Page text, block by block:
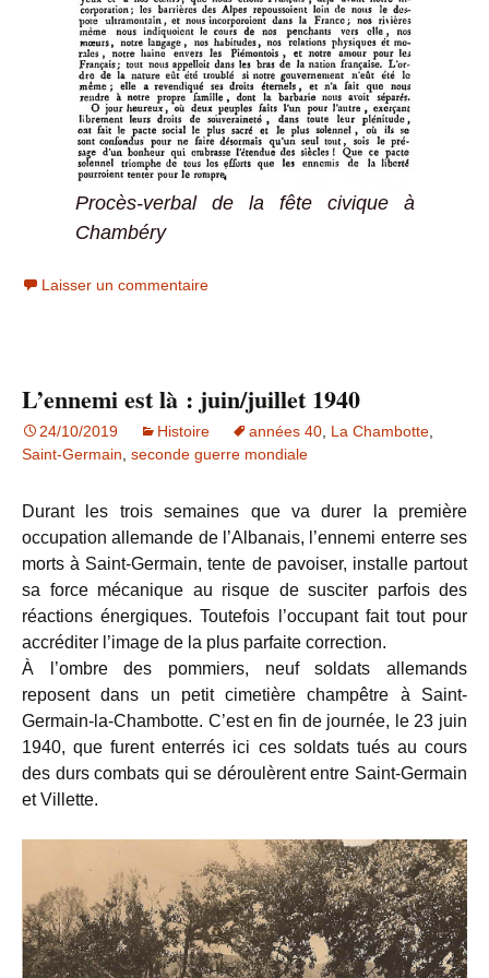
Procès-verbal de la fête civique à
Chambéry
Laisser un commentaire
L’ennemi est là : juin/juillet 1940
24/10/2019 Histoire années 40 La Chambotte
Saint-Germain seconde guerre mondiale
Durant les trois semaines que va durer la première
occupation allemande de l’Albanais, l’ennemi enterre ses
morts à Saint-Germain, tente de pavoiser, installe partout
sa force mécanique au risque de susciter parfois des
réactions énergiques. Toutefois l’occupant fait tout pour
accréditer l’image de la plus parfaite correction.
À l’ombre des pommiers, neuf soldats allemands
reposent dans un petit cimetière champêtre à Saint-
Germain-la-Chambotte. C’est en fin de journée, le 23 juin
1940, que furent enterrés ici ces soldats tués au cours
des durs combats qui se déroulèrent entre Saint-Germain
et Villette.